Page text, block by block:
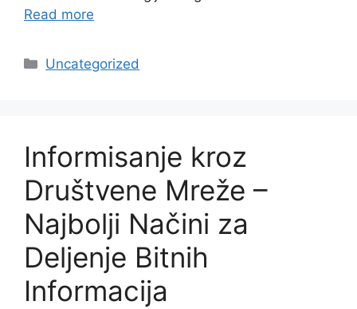
Read more
Categories
Uncategorized
Informisanje kroz
Društvene Mreže –
Najbolji Načini za
Deljenje Bitnih
Informacija